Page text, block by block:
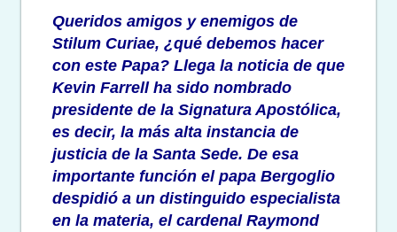
Queridos amigos y enemigos de
Stilum Curiae, ¿qué debemos hacer
con este Papa? Llega la noticia de que
Kevin Farrell ha sido nombrado
presidente de la Signatura Apostólica,
es decir, la más alta instancia de
justicia de la Santa Sede. De esa
importante función el papa Bergoglio
despidió a un distinguido especialista
en la materia, el cardenal Raymond